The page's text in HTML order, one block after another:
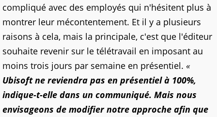
compliqué avec des employés qui n'hésitent plus à
montrer leur mécontentement. Et il y a plusieurs
raisons à cela, mais la principale, c'est que l'éditeur
souhaite revenir sur le télétravail en imposant au
moins trois jours par semaine en présentiel. «
Ubisoft ne reviendra pas en présentiel à 100%,
indique-t-elle dans un communiqué. Mais nous
envisageons de modifier notre approche afin que